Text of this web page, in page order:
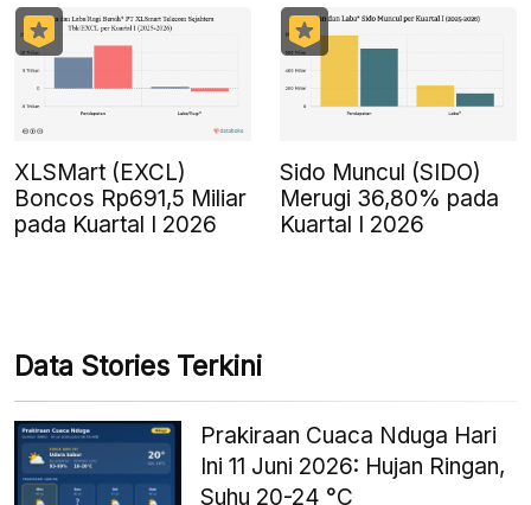
XLSMart (EXCL)
Boncos Rp691,5 Miliar
pada Kuartal I 2026
Sido Muncul (SIDO)
Merugi 36,80% pada
Kuartal I 2026
Data Stories Terkini
Prakiraan Cuaca Nduga Hari
Ini 11 Juni 2026: Hujan Ringan,
Suhu 20-24 °C